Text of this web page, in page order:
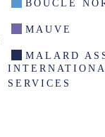
BOUCLE
MAUVE
MALARD
SERVICES